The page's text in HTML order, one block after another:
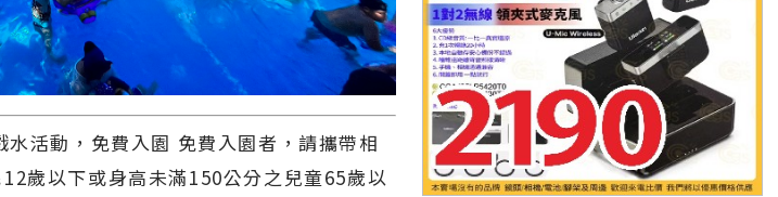
活動，免費入園 免費入園者，請攜帶相
歲以下或身高未滿150公分之兒童65歲以